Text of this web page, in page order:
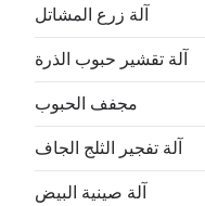
آلة زرع المشاتل
آلة تقشير حبوب الذرة
مجفف الحبوب
آلة تفجير الثلج الجاف
آلة صينية البيض